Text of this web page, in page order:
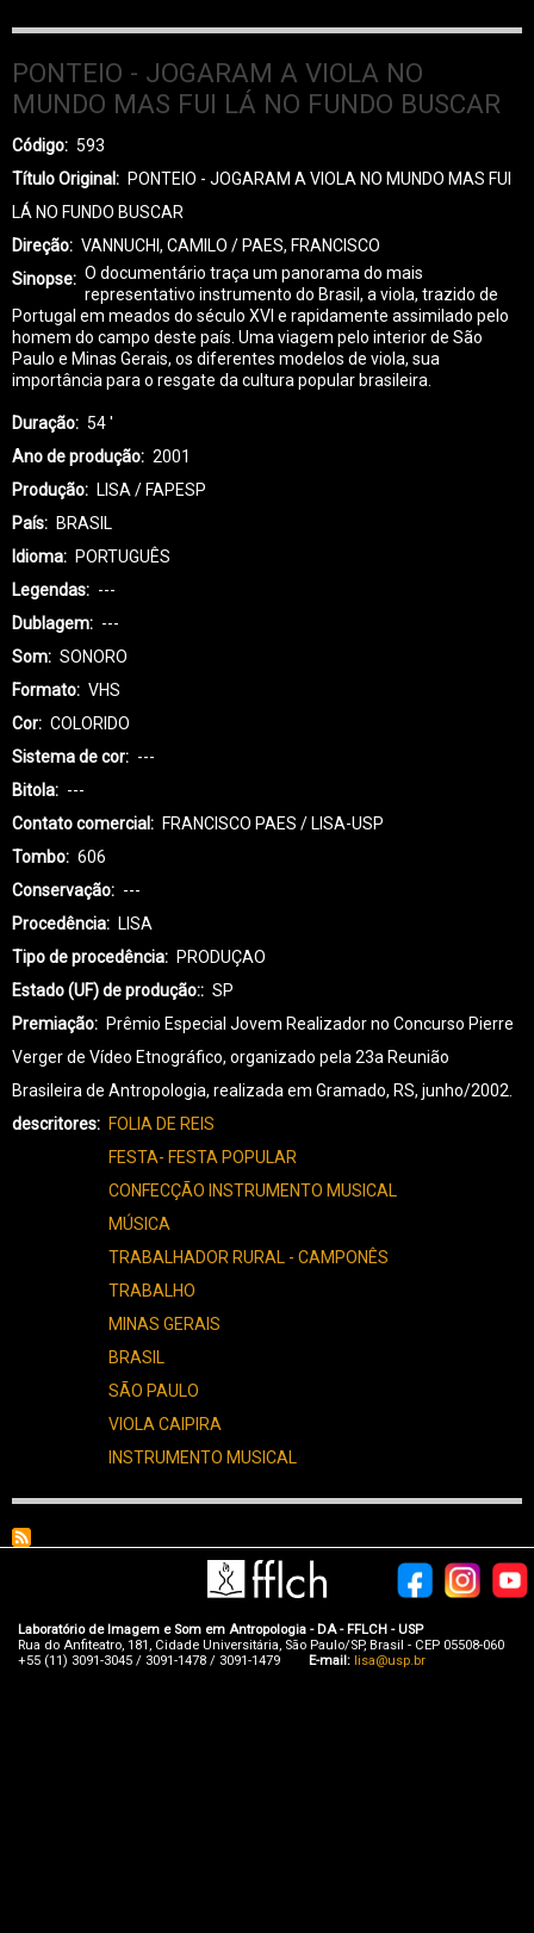
PONTEIO - JOGARAM A VIOLA NO
MUNDO MAS FUI LÁ NO FUNDO BUSCAR
Código
593
Título Original
PONTEIO - JOGARAM A VIOLA NO MUNDO MAS FUI
LÁ NO FUNDO BUSCAR
Direção
VANNUCHI, CAMILO / PAES, FRANCISCO
Sinopse
O documentário traça um panorama do mais
representativo instrumento do Brasil, a viola, trazido de
Portugal em meados do século XVI e rapidamente assimilado pelo
homem do campo deste país. Uma viagem pelo interior de São
Paulo e Minas Gerais, os diferentes modelos de viola, sua
importância para o resgate da cultura popular brasileira.
Duração
54 '
Ano de produção
2001
Produção
LISA / FAPESP
País
BRASIL
Idioma
PORTUGUÊS
Legendas
---
Dublagem
---
Som
SONORO
Formato
VHS
Cor
COLORIDO
Sistema de cor
---
Bitola
---
Contato comercial
FRANCISCO PAES / LISA-USP
Tombo
606
Conservação
---
Procedência
LISA
Tipo de procedência
PRODUÇAO
Estado (UF) de produção:
SP
Premiação
Prêmio Especial Jovem Realizador no Concurso Pierre
Verger de Vídeo Etnográfico, organizado pela 23a Reunião
Brasileira de Antropologia, realizada em Gramado, RS, junho/2002.
descritores
FOLIA DE REIS
FESTA- FESTA POPULAR
CONFECÇÃO INSTRUMENTO MUSICAL
MÚSICA
TRABALHADOR RURAL - CAMPONÊS
TRABALHO
MINAS GERAIS
BRASIL
SÃO PAULO
VIOLA CAIPIRA
INSTRUMENTO MUSICAL
Laboratório de Imagem e Som em Antropologia - DA - FFLCH - USP
Rua do Anfiteatro, 181, Cidade Universitária, São Paulo/SP, Brasil - CEP 05508-060
+55 (11) 3091-3045 / 3091-1478 / 3091-1479 E-mail: lisa@usp.br